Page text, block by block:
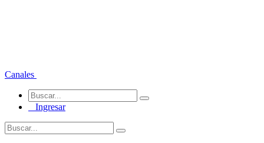
Canales
Ingresar